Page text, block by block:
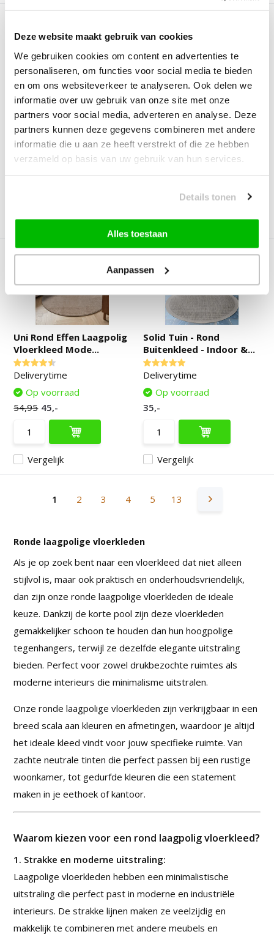
Deze website maakt gebruik van cookies
We gebruiken cookies om content en advertenties te
personaliseren, om functies voor social media te bieden
en om ons websiteverkeer te analyseren. Ook delen we
informatie over uw gebruik van onze site met onze
partners voor social media, adverteren en analyse. Deze
partners kunnen deze gegevens combineren met andere
informatie die u aan ze heeft verstrekt of die ze hebben
verzameld op basis van uw gebruik van hun services.
Details tonen
Alles toestaan
Aanpassen
Comfy Premium - Rond
Luxe Effen Vloerkle...
Deliverytime
Op voorraad
Relax Samba Rond -
Wasbaar Effen Vloerkl...
Deliverytime
Op voorraad
Uni Rond Effen Laagpolig
Vloerkleed Mode...
Deliverytime
Vergelijk
Op voorraad
54,95 45,-
Solid Tuin - Rond
Buitenkleed - Indoor &...
Deliverytime
Vergelijk
Op voorraad
35,-
1 2 3 4 5 13
Ronde laagpolige vloerkleden
Als je op zoek bent naar een vloerkleed dat niet alleen
stijlvol is, maar ook praktisch en onderhoudsvriendelijk,
dan zijn onze ronde laagpolige vloerkleden de ideale
keuze. Dankzij de korte pool zijn deze vloerkleden
gemakkelijker schoon te houden dan hun hoogpolige
tegenhangers, terwijl ze dezelfde elegante uitstraling
bieden. Perfect voor zowel drukbezochte ruimtes als
moderne interieurs die minimalisme uitstralen.
Onze ronde laagpolige vloerkleden zijn verkrijgbaar in een
breed scala aan kleuren en afmetingen, waardoor je altijd
het ideale kleed vindt voor jouw specifieke ruimte. Van
zachte neutrale tinten die perfect passen bij een rustige
woonkamer, tot gedurfde kleuren die een statement
maken in je eethoek of kantoor.
Waarom kiezen voor een rond laagpolig vloerkleed?
1. Strakke en moderne uitstraling:
Laagpolige vloerkleden hebben een minimalistische
uitstraling die perfect past in moderne en industriële
interieurs. De strakke lijnen maken ze veelzijdig en
makkelijk te combineren met andere meubels en